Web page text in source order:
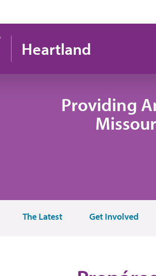
Heartland
Providing
The Latest Get Involved